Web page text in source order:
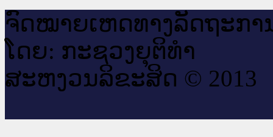
ຈົດ​ໝາຍ​ເຫດ​ທາງ​ລັດ​ຖະ​ກາ
ໂດຍ: ກະ​ຊວງຍຸ​ຕິ​ທຳ
ສະ​ຫງວນ​ລິ​ຂະ​ສິດ © 2013